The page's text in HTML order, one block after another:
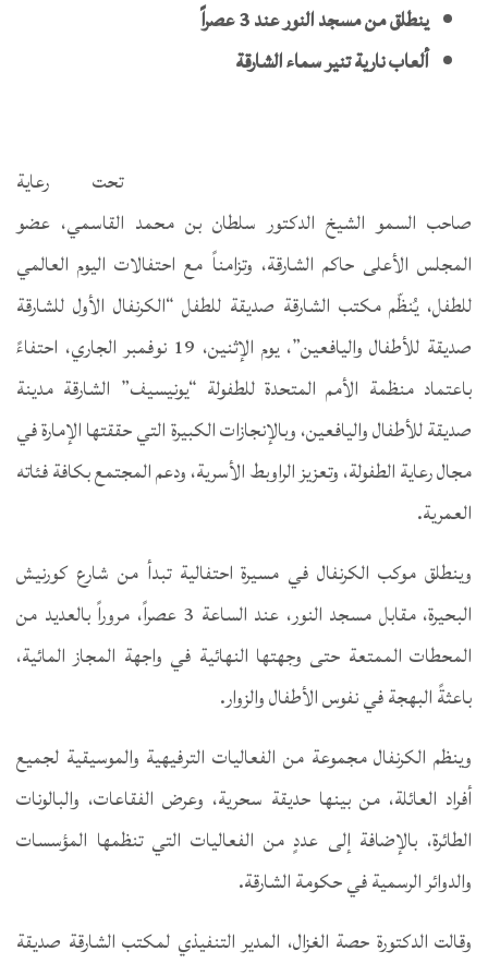
ينطلق من مسجد النور عند 3 عصراً
ألعاب نارية تنير سماء الشارقة
تحت رعاية
صاحب السمو الشيخ الدكتور سلطان بن محمد القاسمي، عضو
المجلس الأعلى حاكم الشارقة، وتزامناً مع احتفالات اليوم العالمي
للطفل، يُنظّم مكتب الشارقة صديقة للطفل “الكرنفال الأول للشارقة
صديقة للأطفال واليافعين”، يوم الإثنين، 19 نوفمبر الجاري، احتفاءً
باعتماد منظمة الأمم المتحدة للطفولة “يونيسيف” الشارقة مدينة
صديقة للأطفال واليافعين، وبالإنجازات الكبيرة التي حققتها الإمارة في
مجال رعاية الطفولة، وتعزيز الراوبط الأسرية، ودعم المجتمع بكافة فئاته
العمرية.
وينطلق موكب الكرنفال في مسيرة احتفالية تبدأ من شارع كورنيش
البحيرة، مقابل مسجد النور، عند الساعة 3 عصراً، مروراً بالعديد من
المحطات الممتعة حتى وجهتها النهائية في واجهة المجاز المائية،
باعثةً البهجة في نفوس الأطفال والزوار.
وينظم الكرنفال مجموعة من الفعاليات الترفيهية والموسيقية لجميع
أفراد العائلة، من بينها حديقة سحرية، وعرض الفقاعات، والبالونات
الطائرة، بالإضافة إلى عددٍ من الفعاليات التي تنظمها المؤسسات
والدوائر الرسمية في حكومة الشارقة.
وقالت الدكتورة حصة الغزال، المدير التنفيذي لمكتب الشارقة صديقة